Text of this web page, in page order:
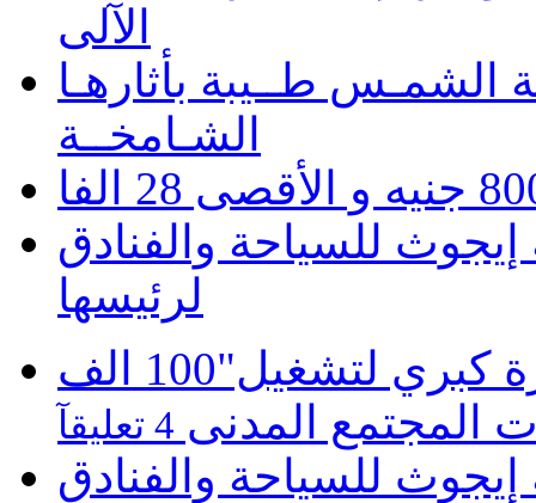
الآلى
طــيبة بأثارهـا
الشـامخــة
للسياحة والفنادق
لرئيسها
موبينيل تطلق مبادرة كبري لتشغيل"100 الف
المجتمع المدنى 4 تعليقآ
للسياحة والفنادق